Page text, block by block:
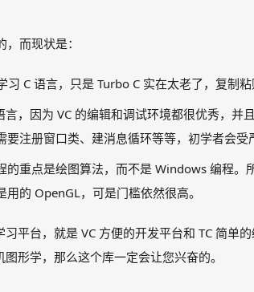
而现状是：
C 语言，只是 Turbo C 实在太老了，复制粘
言，因为 VC 的编辑和调试环境都很优秀，
注册窗口类、建消息循环等等，初学者会受
的重点是绘图算法，而不是 Windows 编程
的 OpenGL，可是门槛依然很高。
平台，就是 VC 方便的开发平台和 TC 简单
形学，那么这个库一定会让您兴奋的。